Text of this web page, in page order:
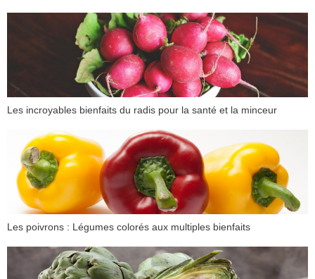
Les incroyables bienfaits du radis pour la santé et la minceur
Les poivrons : Légumes colorés aux multiples bienfaits